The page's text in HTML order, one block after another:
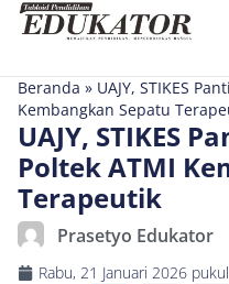
Beranda » UAJY, STIKES
Kembangkan Sepatu
UAJY, STIKES
Poltek ATMI
Terapeutik
Prasetyo Edukator
Rabu, 21 Januari 2026 pukul